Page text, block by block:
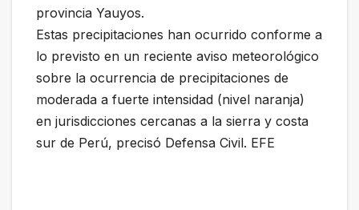
provincia Yauyos.
Estas precipitaciones han ocurrido conforme a
lo previsto en un reciente aviso meteorológico
sobre la ocurrencia de precipitaciones de
moderada a fuerte intensidad (nivel naranja)
en jurisdicciones cercanas a la sierra y costa
sur de Perú, precisó Defensa Civil. EFE